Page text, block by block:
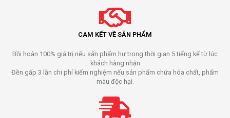
CAM KẾT VỀ SẢN PHẨM
Bồi hoàn 100% giá trị nếu sản phẩm hư trong thời gian 5 tiếng kể từ lúc
khách hàng nhận
Đền gấp 3 lần chi phí kiểm nghiệm nếu sản phẩm chứa hóa chất, phẩm
màu độc hại.